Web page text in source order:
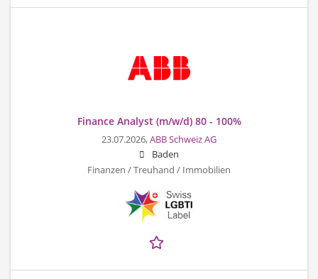
Finance Analyst (m/w/d) 80 - 100%
23.07.2026,ABB Schweiz AG
Baden
Finanzen / Treuhand / Immobilien